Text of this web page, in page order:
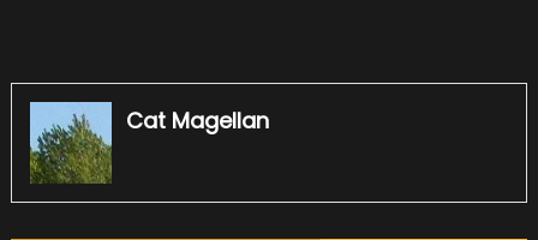
Cat Magellan